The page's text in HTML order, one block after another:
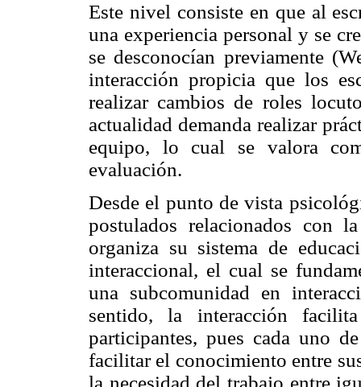
Este nivel consiste en que al
una experiencia personal y se
se desconocían previamente
interacción propicia que los
realizar cambios de roles
actualidad demanda realizar
equipo, lo cual se valora
evaluación.
Desde el punto de vista
postulados relacionados con
organiza su sistema de
interaccional, el cual se
una subcomunidad en
sentido, la interacción
participantes, pues cada uno
facilitar el conocimiento entre